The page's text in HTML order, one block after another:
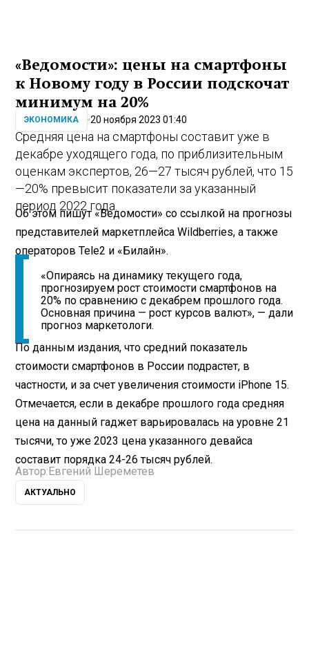
«Ведомости»: цены на смартфоны
к Новому году в России подскочат
минимум на 20%
ЭКОНОМИКА 20 ноября 2023 01:40
Средняя цена на смартфоны составит уже в
декабре уходящего года, по приблизительным
оценкам экспертов, 26—27 тысяч рублей, что 15
—20% превысит показатели за указанный
период 2022 года.
Об этом пишут «Ведомости» со ссылкой на прогнозы
представителей маркетплейса Wildberries, а также
операторов Tele2 и «Билайн».
«Опираясь на динамику текущего года,
прогнозируем рост стоимости смартфонов на
20% по сравнению с декабрем прошлого года.
Основная причина — рост курсов валют», — дали
прогноз маркетологи.
По данным издания, что средний показатель
стоимости смартфонов в России подрастет, в
частности, и за счет увеличения стоимости iPhone 15.
Отмечается, если в декабре прошлого года средняя
цена на данный гаджет варьировалась на уровне 21
тысячи, то уже 2023 цена указанного девайса
составит порядка 24-26 тысяч рублей.
Автор: Евгений Шереметев
АКТУАЛЬНО